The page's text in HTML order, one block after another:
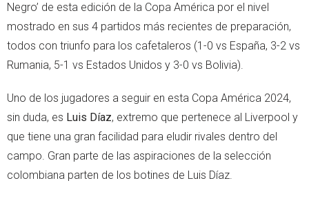
Negro’ de esta edición de la Copa América por el nivel
mostrado en sus 4 partidos más recientes de preparación,
todos con triunfo para los cafetaleros (1-0 vs España, 3-2 vs
Rumania, 5-1 vs Estados Unidos y 3-0 vs Bolivia).
Uno de los jugadores a seguir en esta Copa América 2024,
sin duda, es Luis Díaz, extremo que pertenece al Liverpool y
que tiene una gran facilidad para eludir rivales dentro del
campo. Gran parte de las aspiraciones de la selección
colombiana parten de los botines de Luis Díaz.